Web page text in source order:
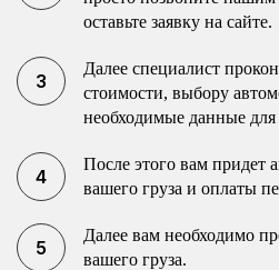
оставьте заявку на сайте.
Далее специалист
стоимости, выбору
необходимые данные
После этого вам придет
вашего груза и оплаты
Далее вам необходимо
вашего груза.